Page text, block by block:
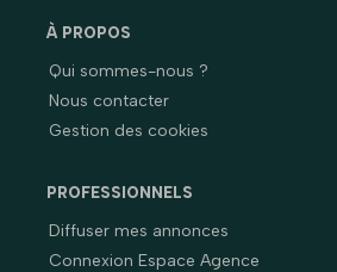
À PROPOS
Qui sommes-nous ?
Nous contacter
Gestion des cookies
PROFESSIONNELS
Diffuser mes annonces
Connexion Espace Agence